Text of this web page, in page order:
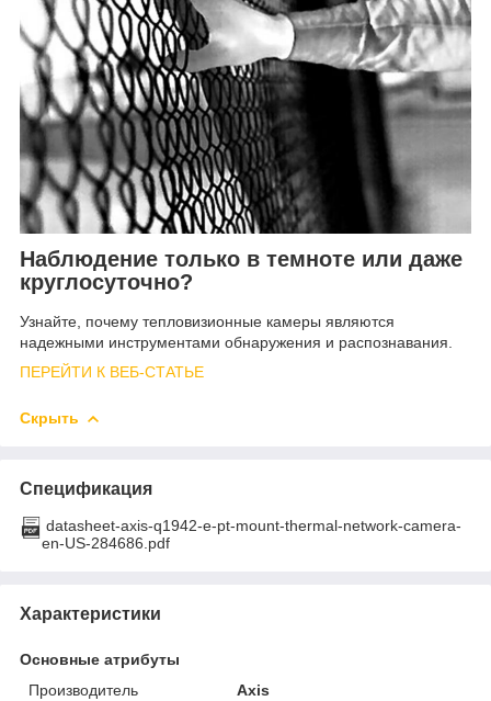
Наблюдение только в темноте или даже
круглосуточно?
Узнайте, почему тепловизионные камеры являются
надежными инструментами обнаружения и распознавания.
ПЕРЕЙТИ К ВЕБ-СТАТЬЕ
Скрыть
Спецификация
datasheet-axis-q1942-e-pt-mount-thermal-network-camera-
en-US-284686.pdf
Характеристики
Основные атрибуты
Производитель
Axis